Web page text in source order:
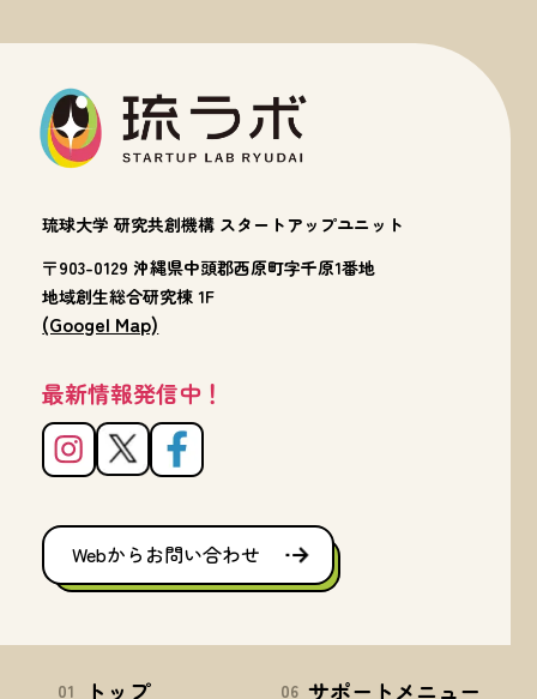
琉球大学 研究共創機構 スタートアップユニット
〒903-0129 沖縄県中頭郡西原町字千原1番地
地域創生総合研究棟 1F
(Googel Map)
最新情報発信中！
Webからお問い合わせ
01 トップ 06 サポートメニュー